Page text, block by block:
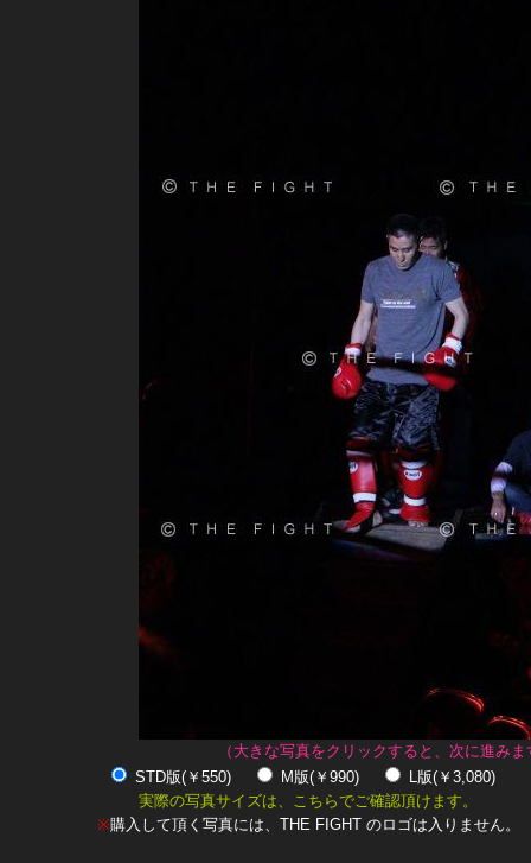
（大きな写真をクリックすると、次に進みま
STD版(￥550)
M版(￥990)
L版(￥3,080)
実際の写真サイズは、こちらでご確認頂けます。
※購入して頂く写真には、THE FIGHT のロゴは入りません。